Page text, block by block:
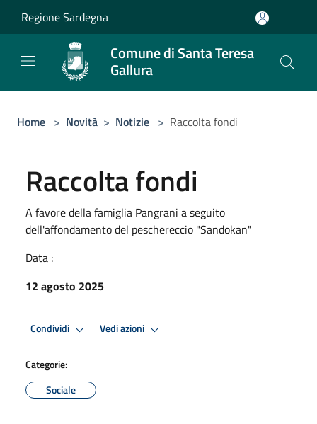
Regione Sardegna
Comune di Santa Teresa
Gallura
Home > Novità > Notizie > Raccolta fondi
Raccolta fondi
A favore della famiglia Pangrani a seguito
dell'affondamento del peschereccio "Sandokan"
Data :
12 agosto 2025
Condividi Vedi azioni
Categorie:
Sociale